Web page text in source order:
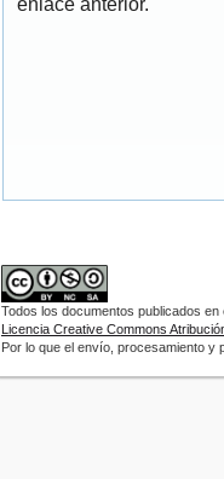
Todos los documentos publicados
Licencia Creative Commons
Por lo que el envío, procesamiento y